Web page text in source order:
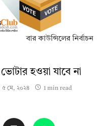
বার কাউন্সিলের নির্বাচন
হওয়া যাবে না
৫ মে, ২০২৪
1 min read